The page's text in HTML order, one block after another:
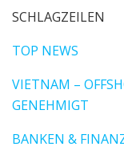
SCHLAGZEILEN
TOP NEWS
VIETNAM –
GENEHMIGT
BANKEN &